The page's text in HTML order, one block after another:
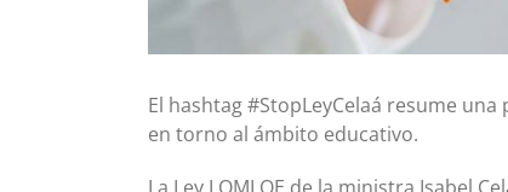
El hashtag #StopLeyCelaá resume
en torno al ámbito educativo.
La Ley LOMLOE de la ministra Isabel